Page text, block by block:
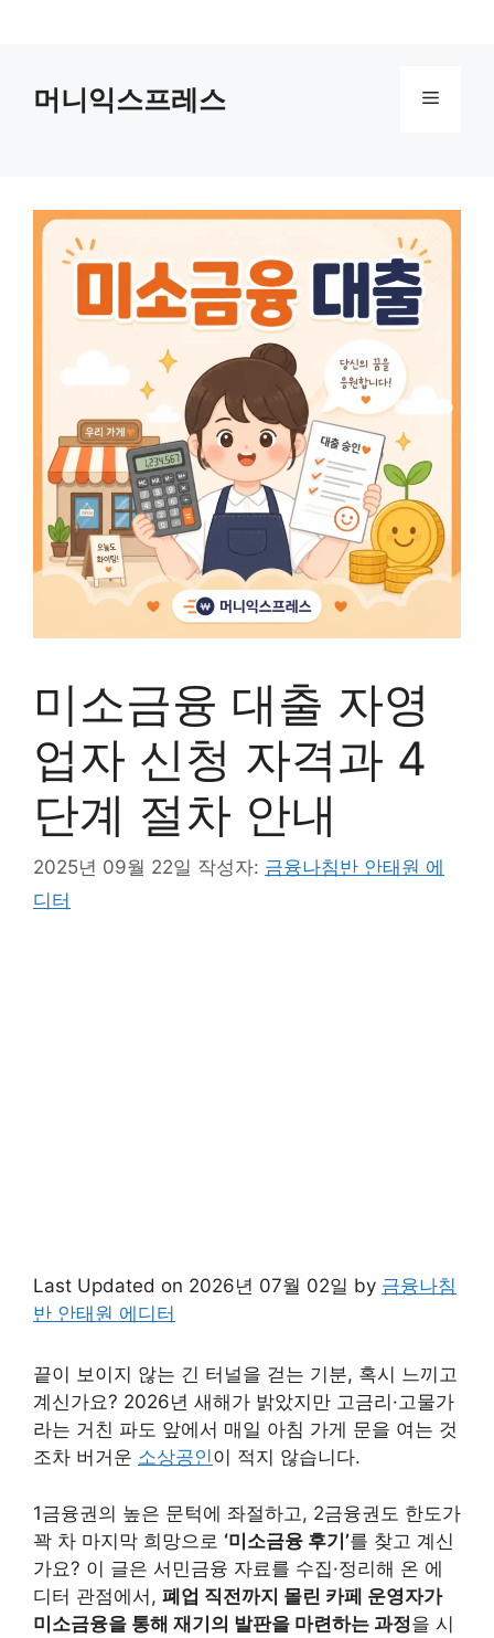
머니익스프레스 메
미소금융 대출 자영
업자 신청 자격과 4
단계 절차 안내
2025년 09월 22일 작성자: 금융나침반 안태원 에
디터
Last Updated on 2026년 07월 02일 by 금융나침
반 안태원 에디터
끝이 보이지 않는 긴 터널을 걷는 기분, 혹시 느끼고
계신가요? 2026년 새해가 밝았지만 고금리·고물가
라는 거친 파도 앞에서 매일 아침 가게 문을 여는 것
조차 버거운 소상공인이 적지 않습니다.
1금융권의 높은 문턱에 좌절하고, 2금융권도 한도가
꽉 차 마지막 희망으로 ‘미소금융 후기’를 찾고 계신
가요? 이 글은 서민금융 자료를 수집·정리해 온 에
디터 관점에서, 폐업 직전까지 몰린 카페 운영자가
미소금융을 통해 재기의 발판을 마련하는 과정을 시